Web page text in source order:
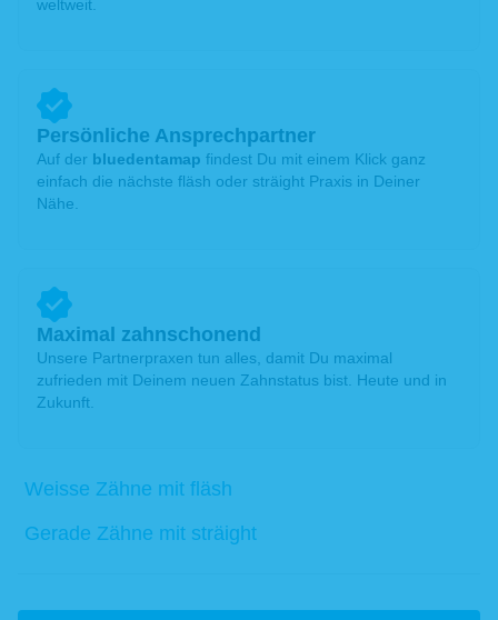
weltweit.
Persönliche Ansprechpartner
Auf der bluedentamap findest Du mit einem Klick ganz
einfach die nächste fläsh oder sträight Praxis in Deiner
Nähe.
Maximal zahnschonend
Unsere Partnerpraxen tun alles, damit Du maximal
zufrieden mit Deinem neuen Zahnstatus bist. Heute und in
Zukunft.
Weisse Zähne mit fläsh
Gerade Zähne mit sträight